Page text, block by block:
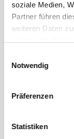
soziale Medien,
Partner führen
weiteren Daten
Notwendig
Präferenzen
Statistiken
Juli 2020
Juni 2020
März 2020
Januar 2020
November 2019